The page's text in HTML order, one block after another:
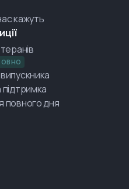
кажуть
повного дня